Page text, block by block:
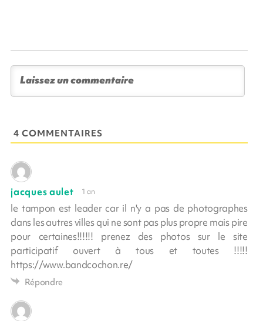
4 COMMENTAIRES
jacques aulet 1 an
le tampon est leader car il n'y a pas de photographes
dans les autres villes qui ne sont pas plus propre mais pire
pour certaines!!!!!! prenez des photos sur le site
participatif ouvert à tous et toutes !!!!!
https://www.bandcochon.re/
Répondre